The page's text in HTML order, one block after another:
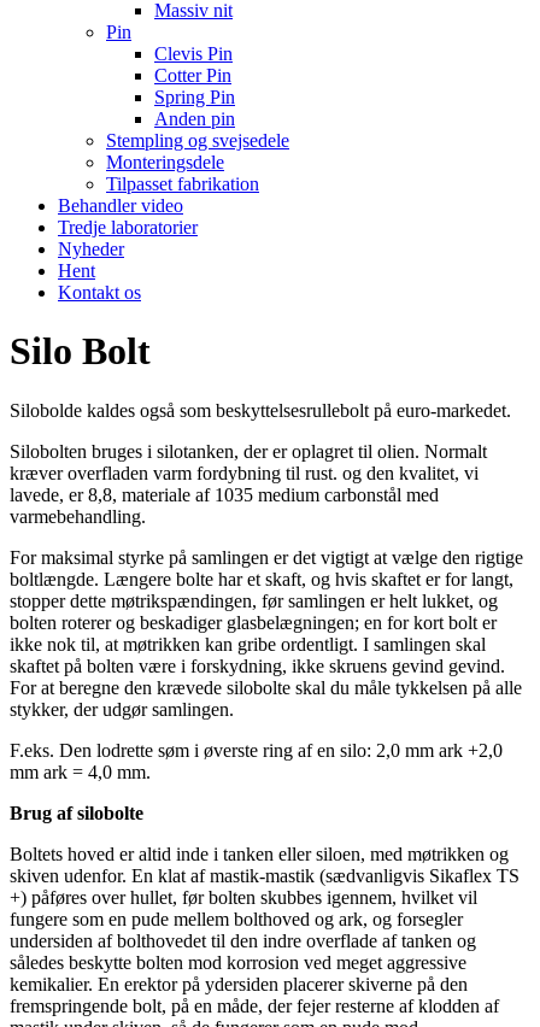
Massiv nit
Pin
Clevis Pin
Cotter Pin
Spring Pin
Anden pin
Stempling og svejsedele
Monteringsdele
Tilpasset fabrikation
Behandler video
Tredje laboratorier
Nyheder
Hent
Kontakt os
Silo Bolt
Silobolde kaldes også som beskyttelsesrullebolt på euro-markedet.
Silobolten bruges i silotanken, der er oplagret til olien. Normalt
kræver overfladen varm fordybning til rust. og den kvalitet, vi
lavede, er 8,8, materiale af 1035 medium carbonstål med
varmebehandling.
For maksimal styrke på samlingen er det vigtigt at vælge den rigtige
boltlængde. Længere bolte har et skaft, og hvis skaftet er for langt,
stopper dette møtrikspændingen, før samlingen er helt lukket, og
bolten roterer og beskadiger glasbelægningen; en for kort bolt er
ikke nok til, at møtrikken kan gribe ordentligt. I samlingen skal
skaftet på bolten være i forskydning, ikke skruens gevind gevind.
For at beregne den krævede silobolte skal du måle tykkelsen på alle
stykker, der udgør samlingen.
F.eks. Den lodrette søm i øverste ring af en silo: 2,0 mm ark +2,0
mm ark = 4,0 mm.
Brug af silobolte
Boltets hoved er altid inde i tanken eller siloen, med møtrikken og
skiven udenfor. En klat af mastik-mastik (sædvanligvis Sikaflex TS
+) påføres over hullet, før bolten skubbes igennem, hvilket vil
fungere som en pude mellem bolthoved og ark, og forsegler
undersiden af bolthovedet til den indre overflade af tanken og
således beskytte bolten mod korrosion ved meget aggressive
kemikalier. En erektor på ydersiden placerer skiverne på den
fremspringende bolt, på en måde, der fejer resterne af klodden af